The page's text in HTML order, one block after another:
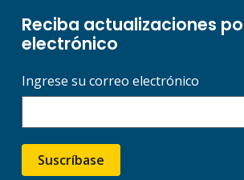
Reciba actualizaciones
electrónico
Ingrese su correo electrónico
Suscríbase